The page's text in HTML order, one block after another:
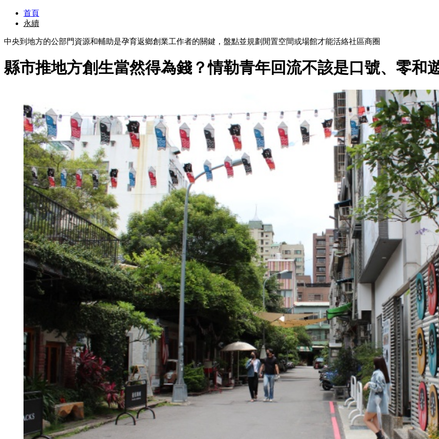
首頁
永續
中央到地方的公部門資源和輔助是孕育返鄉創業工作者的關鍵，盤點並規劃閒置空間或場館才能活絡社區商圈
縣市推地方創生當然得為錢？情勒青年回流不該是口號、零和